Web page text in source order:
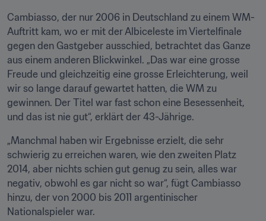
Cambiasso, der nur 2006 in Deutschland zu einem WM-
Auftritt kam, wo er mit der Albiceleste im Viertelfinale
gegen den Gastgeber ausschied, betrachtet das Ganze
aus einem anderen Blickwinkel. „Das war eine grosse
Freude und gleichzeitig eine grosse Erleichterung, weil
wir so lange darauf gewartet hatten, die WM zu
gewinnen. Der Titel war fast schon eine Besessenheit,
und das ist nie gut“, erklärt der 43-Jährige.
„Manchmal haben wir Ergebnisse erzielt, die sehr
schwierig zu erreichen waren, wie den zweiten Platz
2014, aber nichts schien gut genug zu sein, alles war
negativ, obwohl es gar nicht so war“, fügt Cambiasso
hinzu, der von 2000 bis 2011 argentinischer
Nationalspieler war.